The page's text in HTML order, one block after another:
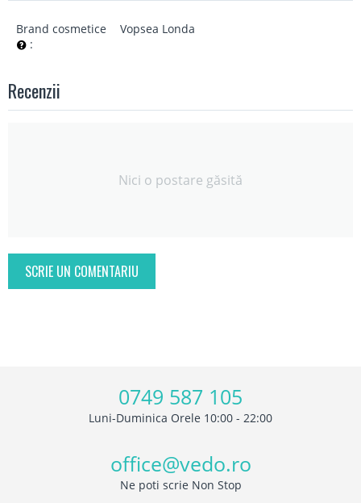
Brand cosmetice
:
Vopsea Londa
Recenzii
Nici o postare găsită
SCRIE UN COMENTARIU
0749 587 105
Luni-Duminica Orele 10:00 - 22:00
office@vedo.ro
Ne poti scrie Non Stop